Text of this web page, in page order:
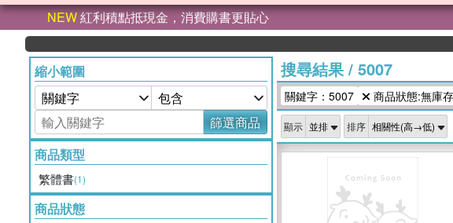
NEW紅利積點抵現金，消費購書更貼心
縮小範圍
篩選商品
商品類型
繁體書(1)
商品狀態
搜尋結果/ 5007
關鍵字：5007 商品狀態:無庫存
顯示 排序